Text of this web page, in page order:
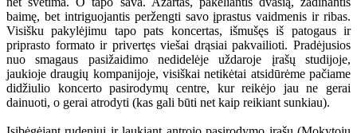
baimę, bet intriguojantis peržengti savo įprastus vaidmenis ir ribas.
Visišku pakylėjimu tapo pats koncertas, išmušęs iš patogaus ir
priprasto formato ir privertęs viešai drąsiai pakvailioti. Pradėjusios
nuo smagaus pasižaidimo nedidelėje uždaroje įrašų studijoje,
jaukioje draugių kompanijoje, visiškai netikėtai atsidūrėme pačiame
didžiulio koncerto pasirodymų centre, kur reikėjo jau ne gerai
dainuoti, o gerai atrodyti (kas gali būti net kaip reikiant sunkiau).